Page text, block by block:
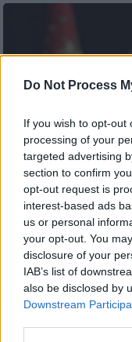
Do Not Process
If you wish to opt-out
processing of your
targeted advertising
section to confirm
opt-out request is
interest-based ads
us or personal
your opt-out. You
disclosure of your
IAB’s list of
also be disclosed by
Downstream
Copyright: AP
Μετά τα 128
αντιπολίτευση,